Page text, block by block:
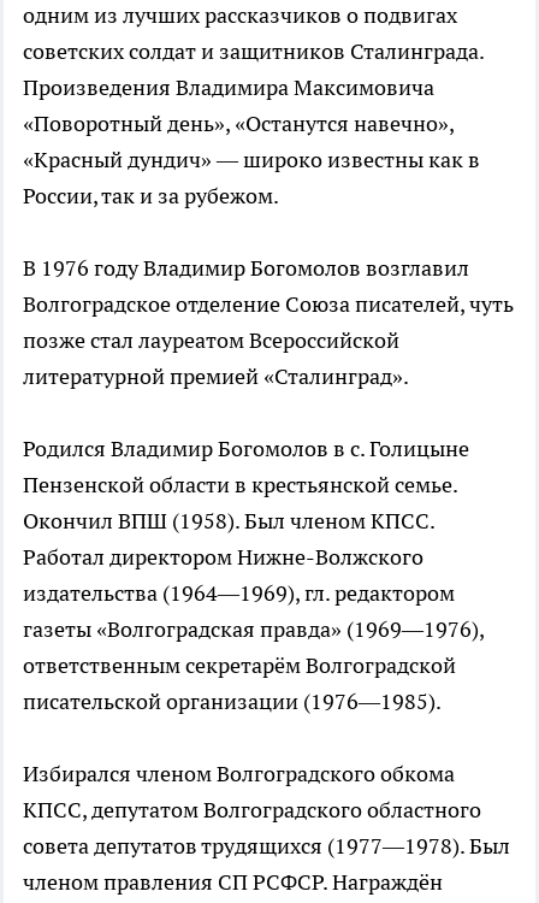
одним из лучших рассказчиков о подвигах
советских солдат и защитников Сталинграда.
Произведения Владимира Максимовича
«Поворотный день», «Останутся навечно»,
«Красный дундич» — широко известны как в
России, так и за рубежом.
В 1976 году Владимир Богомолов возглавил
Волгоградское отделение Союза писателей, чуть
позже стал лауреатом Всероссийской
литературной премией «Сталинград».
Родился Владимир Богомолов в с. Голицыне
Пензенской области в крестьянской семье.
Окончил ВПШ (1958). Был членом КПСС.
Работал директором Нижне-Волжского
издательства (1964—1969), гл. редактором
газеты «Волгоградская правда» (1969—1976),
ответственным секретарём Волгоградской
писательской организации (1976—1985).
Избирался членом Волгоградского обкома
КПСС, депутатом Волгоградского областного
совета депутатов трудящихся (1977—1978). Был
членом правления СП РСФСР. Награждён